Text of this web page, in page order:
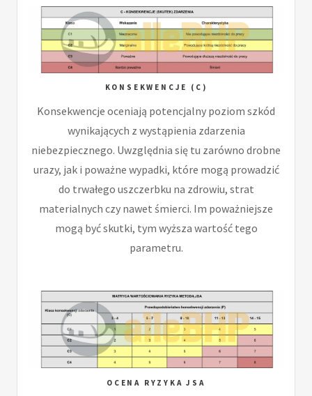
KONSEKWENCJE (C)
Konsekwencje oceniają potencjalny poziom szkód
wynikających z wystąpienia zdarzenia
niebezpiecznego. Uwzględnia się tu zarówno drobne
urazy, jak i poważne wypadki, które mogą prowadzić
do trwałego uszczerbku na zdrowiu, strat
materialnych czy nawet śmierci. Im poważniejsze
mogą być skutki, tym wyższa wartość tego
parametru.
OCENA RYZYKA JSA